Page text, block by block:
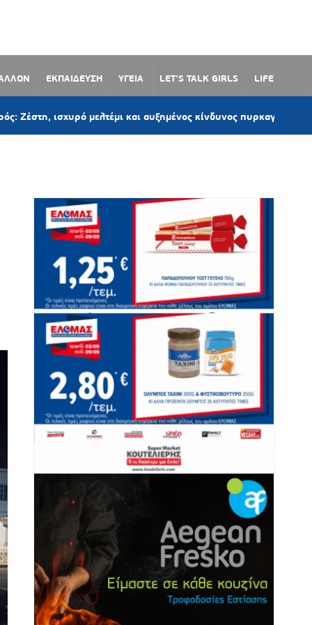
ΕΚΠΑΙΔΕΥΣΗ ΥΓΕΙΑ LET’S TALK GIRLS LIFE
μελτέμι και αυξημένος κίνδυνος πυρκαγιάς – Έως 39°C το